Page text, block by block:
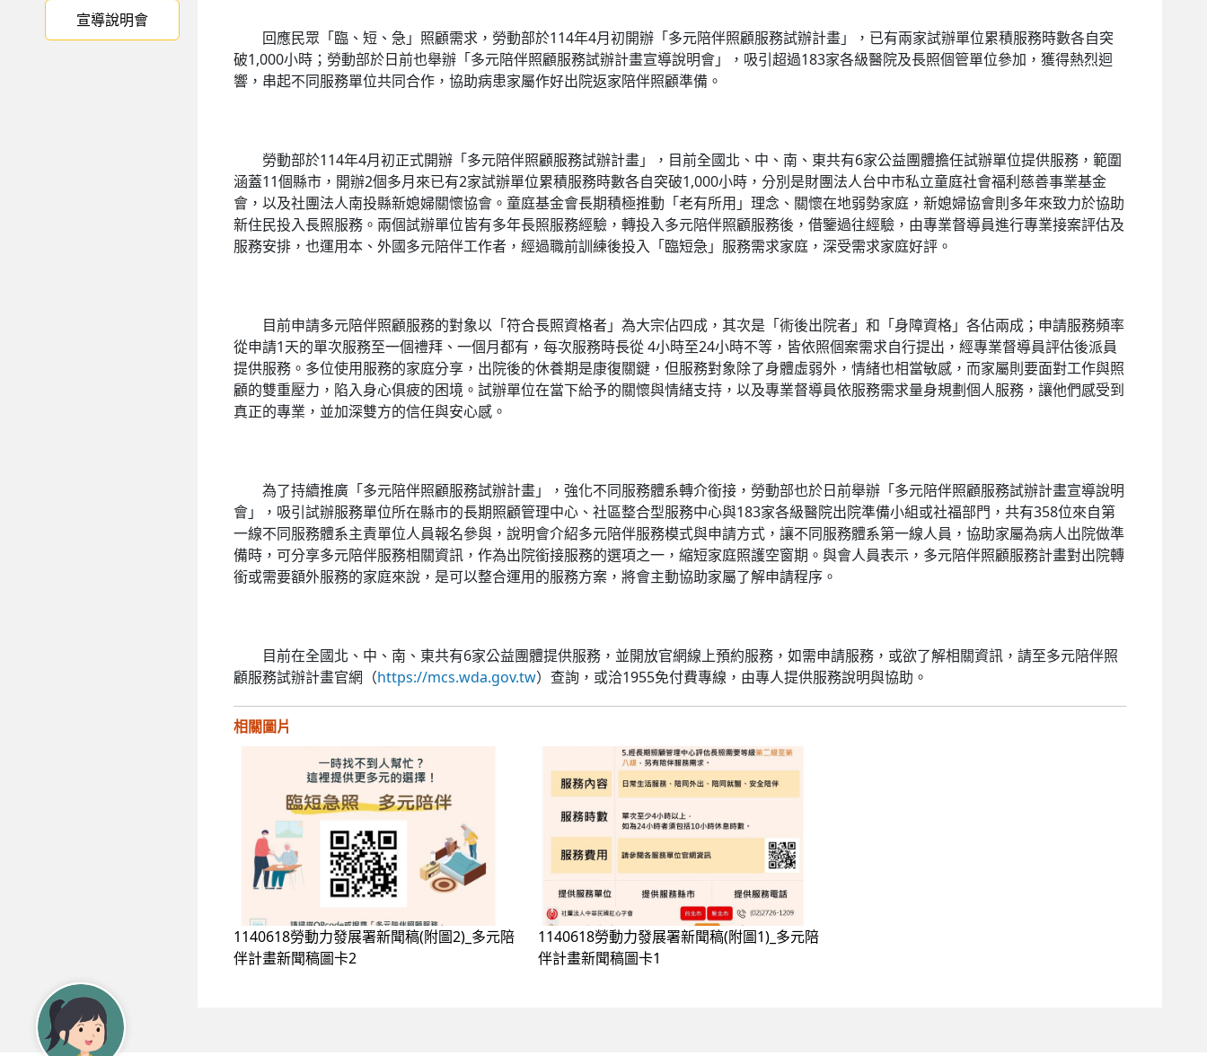
宣導說明會
回應民眾「臨、短、急」照顧需求，勞動部於114年4月初開辦「多元陪伴照顧服務試辦計畫」，已有兩家試辦單位累積服務時數各自突
破1,000小時；勞動部於日前也舉辦「多元陪伴照顧服務試辦計畫宣導說明會」，吸引超過183家各級醫院及長照個管單位參加，獲得熱烈迴
響，串起不同服務單位共同合作，協助病患家屬作好出院返家陪伴照顧準備。
勞動部於114年4月初正式開辦「多元陪伴照顧服務試辦計畫」，目前全國北、中、南、東共有6家公益團體擔任試辦單位提供服務，範圍
涵蓋11個縣市，開辦2個多月來已有2家試辦單位累積服務時數各自突破1,000小時，分別是財團法人台中市私立童庭社會福利慈善事業基金
會，以及社團法人南投縣新媳婦關懷協會。童庭基金會長期積極推動「老有所用」理念、關懷在地弱勢家庭，新媳婦協會則多年來致力於協助
新住民投入長照服務。兩個試辦單位皆有多年長照服務經驗，轉投入多元陪伴照顧服務後，借鑒過往經驗，由專業督導員進行專業接案評估及
服務安排，也運用本、外國多元陪伴工作者，經過職前訓練後投入「臨短急」服務需求家庭，深受需求家庭好評。
目前申請多元陪伴照顧服務的對象以「符合長照資格者」為大宗佔四成，其次是「術後出院者」和「身障資格」各佔兩成；申請服務頻率
從申請1天的單次服務至一個禮拜、一個月都有，每次服務時長從 4小時至24小時不等，皆依照個案需求自行提出，經專業督導員評估後派員
提供服務。多位使用服務的家庭分享，出院後的休養期是康復關鍵，但服務對象除了身體虛弱外，情緒也相當敏感，而家屬則要面對工作與照
顧的雙重壓力，陷入身心俱疲的困境。試辦單位在當下給予的關懷與情緒支持，以及專業督導員依服務需求量身規劃個人服務，讓他們感受到
真正的專業，並加深雙方的信任與安心感。
為了持續推廣「多元陪伴照顧服務試辦計畫」，強化不同服務體系轉介銜接，勞動部也於日前舉辦「多元陪伴照顧服務試辦計畫宣導說明
會」，吸引試辦服務單位所在縣市的長期照顧管理中心、社區整合型服務中心與183家各級醫院出院準備小組或社福部門，共有358位來自第
一線不同服務體系主責單位人員報名參與，說明會介紹多元陪伴服務模式與申請方式，讓不同服務體系第一線人員，協助家屬為病人出院做準
備時，可分享多元陪伴服務相關資訊，作為出院銜接服務的選項之一，縮短家庭照護空窗期。與會人員表示，多元陪伴照顧服務計畫對出院轉
銜或需要額外服務的家庭來說，是可以整合運用的服務方案，將會主動協助家屬了解申請程序。
目前在全國北、中、南、東共有6家公益團體提供服務，並開放官網線上預約服務，如需申請服務，或欲了解相關資訊，請至多元陪伴照
顧服務試辦計畫官網（https://mcs.wda.gov.tw）查詢，或洽1955免付費專線，由專人提供服務說明與協助。
相關圖片
1140618勞動力發展署新聞稿(附圖2)_多元陪
伴計畫新聞稿圖卡2
1140618勞動力發展署新聞稿(附圖1)_多元陪
伴計畫新聞稿圖卡1